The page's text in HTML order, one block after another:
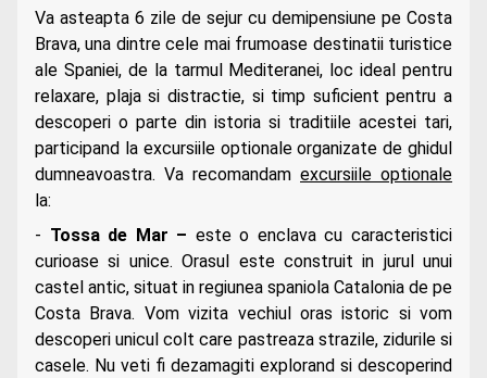
Va asteapta 6 zile de sejur cu demipensiune pe Costa
Brava, una dintre cele mai frumoase destinatii turistice
ale Spaniei, de la tarmul Mediteranei, loc ideal pentru
relaxare, plaja si distractie, si timp suficient pentru a
descoperi o parte din istoria si traditiile acestei tari,
participand la excursiile optionale organizate de ghidul
dumneavoastra. Va recomandam excursiile optionale
la:
- Tossa de Mar – este o enclava cu caracteristici
curioase si unice. Orasul este construit in jurul unui
castel antic, situat in regiunea spaniola Catalonia de pe
Costa Brava. Vom vizita vechiul oras istoric si vom
descoperi unicul colt care pastreaza strazile, zidurile si
casele. Nu veti fi dezamagiti explorand si descoperind